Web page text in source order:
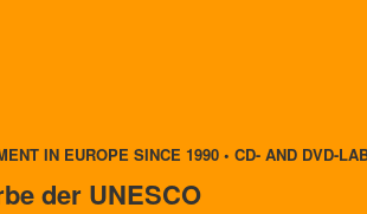
IN EUROPE SINCE 1990 • CD- AND DVD-
der UNESCO